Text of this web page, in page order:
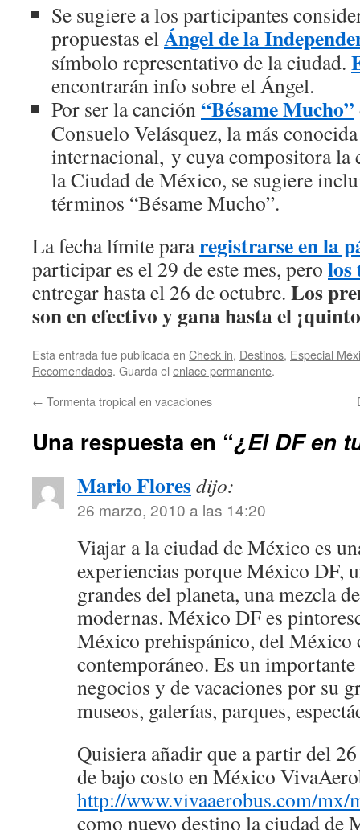
Se sugiere a los participantes
propuestas elÁngel de la
símbolo representativo de la ciudad.
encontrarán info sobre el Ángel.
Por ser la canción“Bésame Mucho”
Consuelo Velásquez, la más
internacional, y cuya compositora la
la Ciudad de México, se sugiere
términos “Bésame Mucho”.
La fecha límite pararegistrarse en la
participar es el 29 de este mes, pero los
entregar hasta el 26 de octubre. Los
son en efectivo y gana hasta el
Esta entrada fue publicada en Check in, Destinos, Especial
Recomendados. Guarda el enlace permanente.
← Tormenta tropical en vacaciones
Una respuesta en “¿El DF en
Mario Floresdijo:
26 marzo, 2010 a las 14:20
Viajar a la ciudad de México es
experiencias porque México DF,
grandes del planeta, una mezcla
modernas. México DF es
México prehispánico, del
contemporáneo. Es un
negocios y de vacaciones por su
museos, galerías, parques,
Quisiera añadir que a partir del
de bajo costo en México
http://www.vivaaerobus.com/mx/
como nuevo destino la ciudad de